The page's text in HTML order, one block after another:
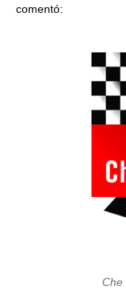
comentó:
Che